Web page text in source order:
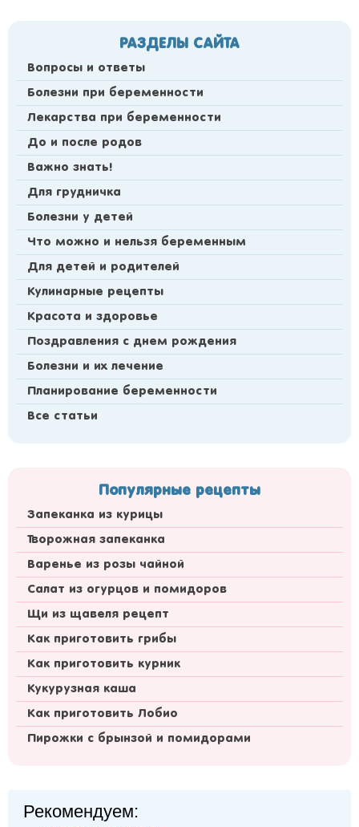
РАЗДЕЛЫ САЙТА
Вопросы и ответы
Болезни при беременности
Лекарства при беременности
До и после родов
Важно знать!
Для грудничка
Болезни у детей
Что можно и нельзя беременным
Для детей и родителей
Кулинарные рецепты
Красота и здоровье
Поздравления с днем рождения
Болезни и их лечение
Планирование беременности
Все статьи
Популярные рецепты
Запеканка из курицы
Творожная запеканка
Варенье из розы чайной
Салат из огурцов и помидоров
Щи из щавеля рецепт
Как приготовить грибы
Как приготовить курник
Кукурузная каша
Как приготовить Лобио
Пирожки с брынзой и помидорами
Рекомендуем: